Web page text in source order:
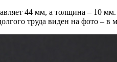
44 мм, а толщина – 10
труда виден на фото –